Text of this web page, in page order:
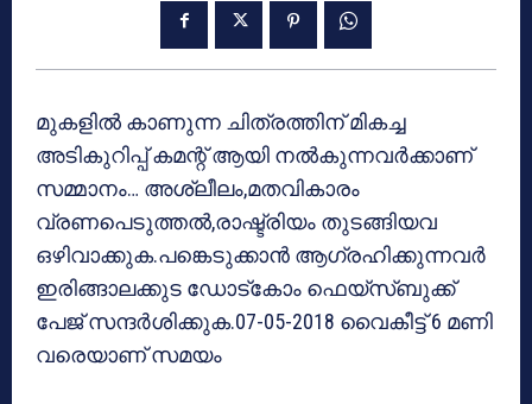
മുകളില്‍ കാണുന്ന ചിത്രത്തിന് മികച്ച
അടികുറിപ്പ് കമന്റ് ആയി നല്‍കുന്നവര്‍ക്കാണ്
സമ്മാനം… അശ്ലീലം,മതവികാരം
വ്രണപെടുത്തല്‍,രാഷ്ട്രിയം തുടങ്ങിയവ
ഒഴിവാക്കുക.പങ്കെടുക്കാന്‍ ആഗ്രഹിക്കുന്നവര്‍
ഇരിങ്ങാലക്കുട ഡോട്കോം ഫെയ്സ്ബുക്ക്
പേജ് സന്ദര്‍ശിക്കുക.07-05-2018 വൈകീട്ട് 6 മണി
വരെയാണ് സമയം